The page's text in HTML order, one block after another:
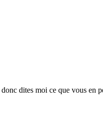
dites moi ce que vous en